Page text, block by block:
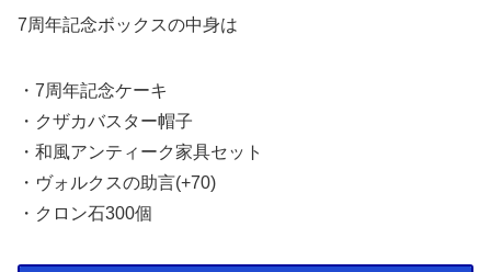
7周年記念ボックスの中身は
・7周年記念ケーキ
・クザカバスター帽子
・和風アンティーク家具セット
・ヴォルクスの助言(+70)
・クロン石300個